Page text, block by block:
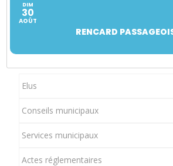
DIM
30
AOÛT
RENCARD
Elus
Conseils municipaux
Services municipaux
Actes réglementaires